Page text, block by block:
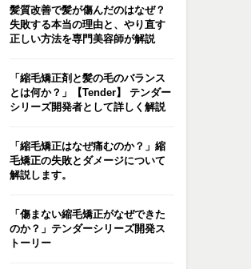
髪質改善で髪が傷んだのはなぜ？
失敗する本当の理由と、やり直す
正しい方法を専門美容師が解説
「縮毛矯正剤と髪の毛のバランス
とは何か？」【Tender】 テンダー
シリーズ開発者として詳しく解説
「縮毛矯正はなぜ痛むのか？」縮
毛矯正の失敗とダメージについて
解説します。
「傷まない縮毛矯正がなぜできた
のか？」テンダーシリーズ開発ス
トーリー